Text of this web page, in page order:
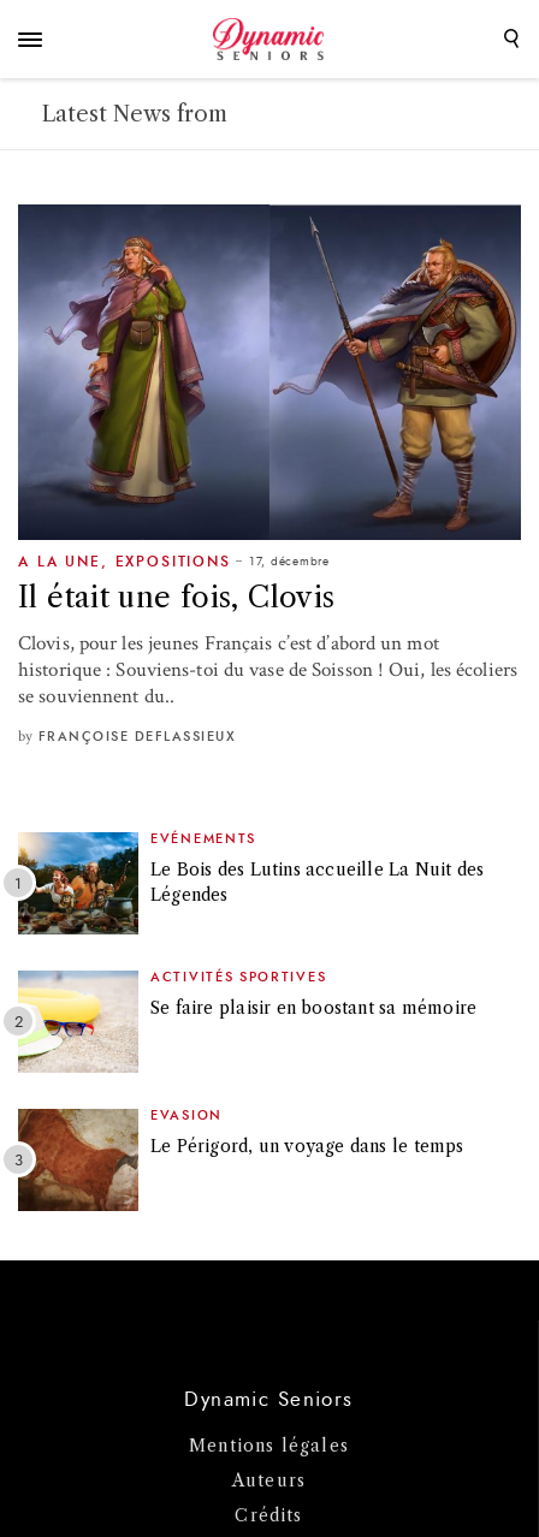
Latest News from
A LA UNE EXPOSITIONS 17, décembre
Il était une fois, Clovis
Clovis, pour les jeunes Français c’est d’abord un mot
historique : Souviens-toi du vase de Soisson ! Oui, les écoliers
se souviennent du..
by FRANÇOISE DEFLASSIEUX
EVÉNEMENTS
Le Bois des Lutins accueille La Nuit des
Légendes
ACTIVITÉS SPORTIVES
Se faire plaisir en boostant sa mémoire
EVASION
Le Périgord, un voyage dans le temps
Dynamic Seniors
Mentions légales
Auteurs
Crédits